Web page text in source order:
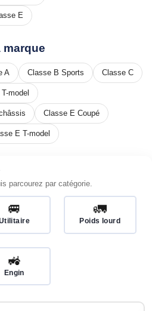
E
marque
A Classe B Sports Classe C
model
Classe E Coupé
E T-model
parcourez par catégorie.
🚐 🚛
Poids lourd
🚜
Engin